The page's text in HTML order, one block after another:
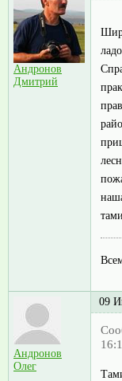
Андронов
Дмитрий
Андронов
Олег
09